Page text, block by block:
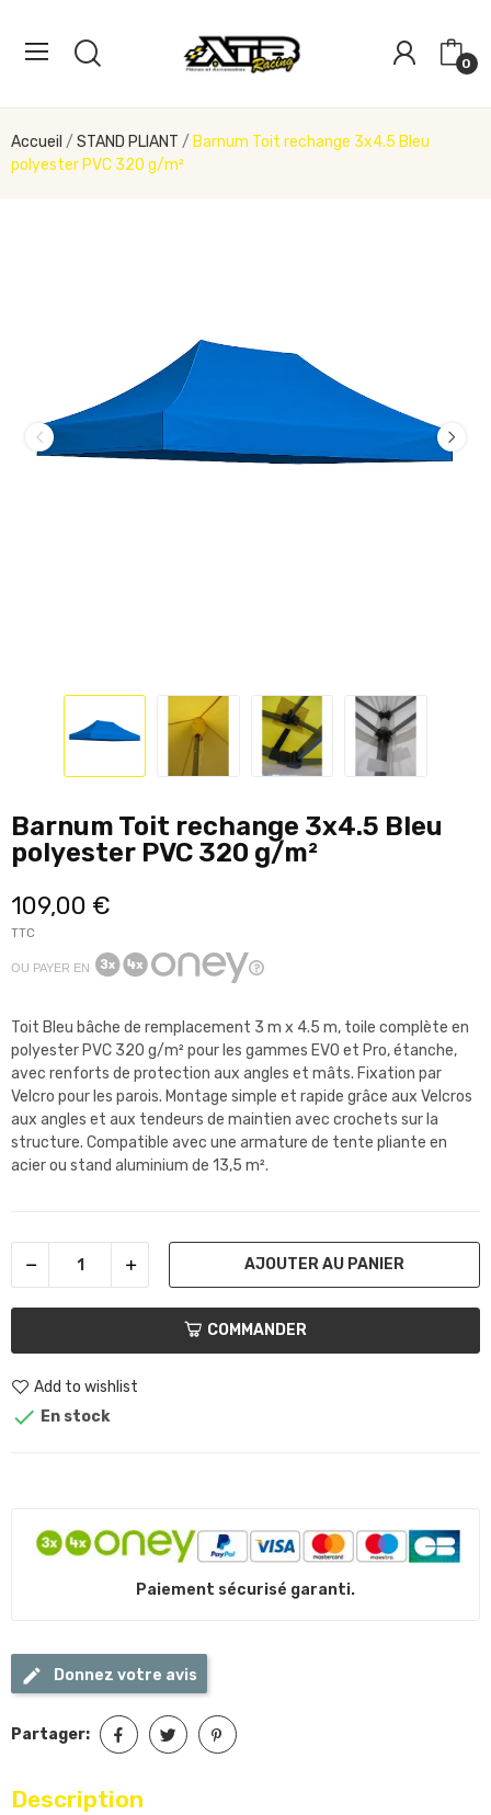
0
Accueil STAND PLIANT
Barnum Toit rechange 3x4.5 Bleu
polyester PVC 320 g/m²
Barnum Toit rechange 3x4.5 Bleu
polyester PVC 320 g/m²
109,00 €
TTC
OU PAYER EN
Toit Bleu bâche de remplacement 3 m x 4.5 m, toile complète en
polyester PVC 320 g/m² pour les gammes EVO et Pro, étanche,
avec renforts de protection aux angles et mâts. Fixation par
Velcro pour les parois. Montage simple et rapide grâce aux Velcros
aux angles et aux tendeurs de maintien avec crochets sur la
structure. Compatible avec une armature de tente pliante en
acier ou stand aluminium de 13,5 m².
AJOUTER AU PANIER
COMMANDER
Add to wishlist
 En stock
Paiement sécurisé garanti.
Donnez votre avis
Partager:
Description